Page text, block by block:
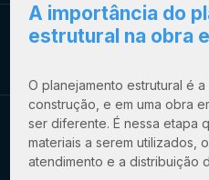
A importância do
estrutural na obra
O planejamento estrutural é
construção, e em uma obra
ser diferente. É nessa etapa
materiais a serem utilizados,
atendimento e a distribuição